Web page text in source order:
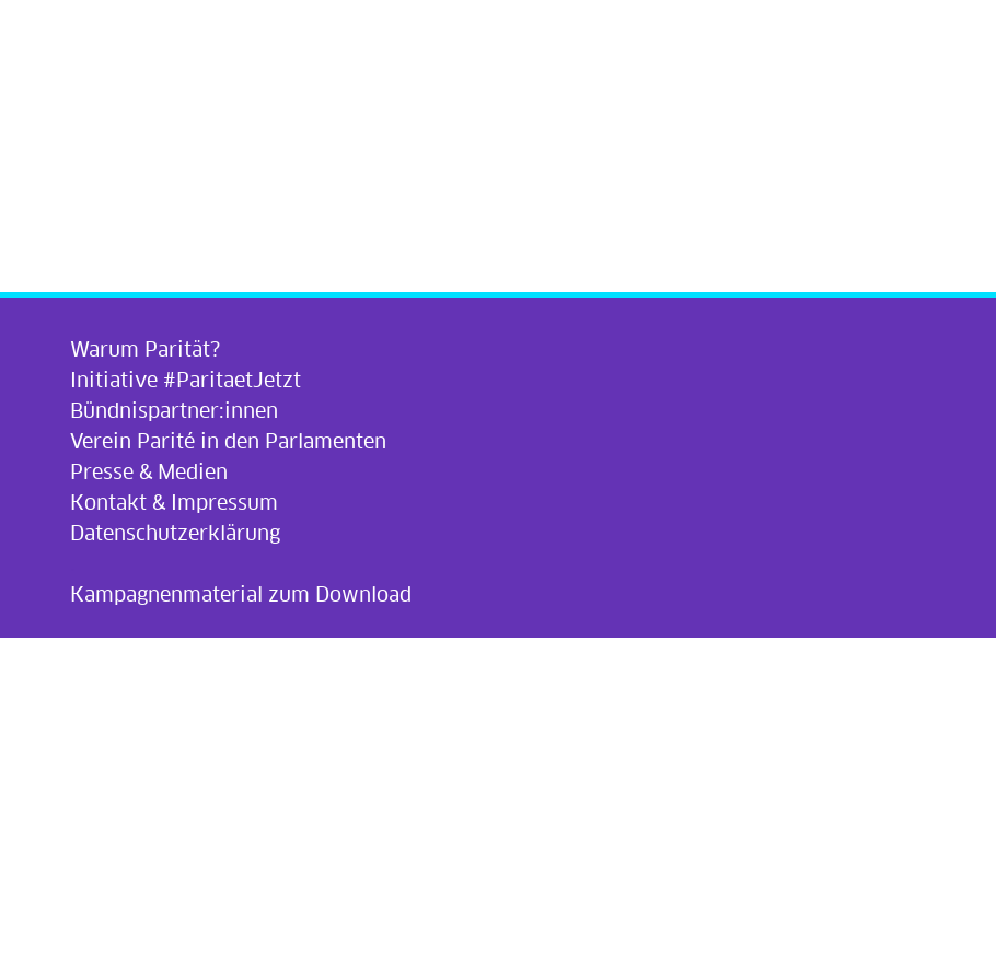
Warum Parität?
Initiative #ParitaetJetzt
Bündnispartner:innen
Verein Parité in den Parlamenten
Presse & Medien
Kontakt & Impressum
Datenschutzerklärung
Kampagnenmaterial zum Download